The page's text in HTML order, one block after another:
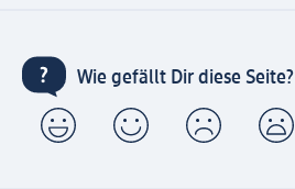
Wie gefällt Dir diese Seite?